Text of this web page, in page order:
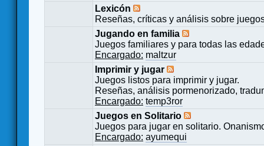
Lexicón
Reseñas, críticas y análisis sobre
Jugando en familia
Juegos familiares y para todas las
Encargado: maltzur
Imprimir y jugar
Juegos listos para imprimir y jugar.
Reseñas, análisis pormenorizado,
Encargado: temp3ror
Juegos en Solitario
Juegos para jugar en solitario.
Encargado: ayumequi